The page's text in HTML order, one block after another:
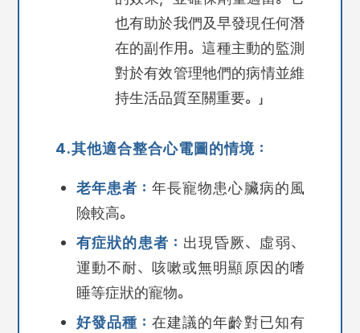
也有助於我們及早發現任何潛
在的副作用。這種主動的監測
對於有效管理牠們的病情並維
持生活品質至關重要。」
4.其他適合整合心電圖的情境：
老年患者：年長寵物患心臟病的風
險較高。
有症狀的患者： 出現昏厥、虛弱、
運動不耐、咳嗽或無明顯原因的嗜
睡等症狀的寵物。
好發品種：在建議的年齡對已知有